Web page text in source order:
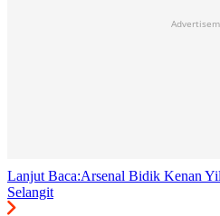
Lanjut Baca:Arsenal Bidik Kenan
Selangit